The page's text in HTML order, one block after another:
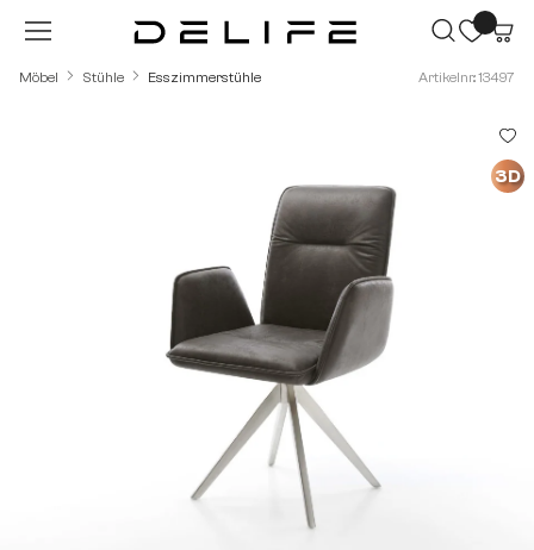
Zum Hauptinhalt springen
Möbel Stühle Esszimmerstühle Artikelnr.: 13497
3D